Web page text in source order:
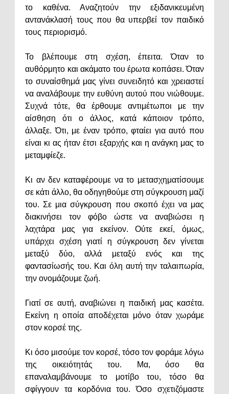
το καθένα. Αναζητούν την εξιδανικευμένη
αντανάκλασή τους που θα υπερβεί τον παιδικό
τους περιορισμό.
Το βλέπουμε στη σχέση, έπειτα. Όταν το
αυθόρμητο και ακάματο του έρωτα κοπάσει. Όταν
το συναίσθημά μας γίνει συνειδητό και χρειαστεί
να αναλάβουμε την ευθύνη αυτού που νιώθουμε.
Συχνά τότε, θα έρθουμε αντιμέτωποι με την
αίσθηση ότι ο άλλος, κατά κάποιον τρόπο,
άλλαξε. Ότι, με έναν τρόπο, φταίει για αυτό που
είναι κι ας ήταν έτσι εξαρχής και η ανάγκη μας το
μεταμφίεζε.
Κι αν δεν καταφέρουμε να το μετασχηματίσουμε
σε κάτι άλλο, θα οδηγηθούμε στη σύγκρουση μαζί
του. Σε μια σύγκρουση που σκοπό έχει να μας
διακινήσει τον φόβο ώστε να αναβιώσει η
λαχτάρα μας για εκείνον. Ούτε εκεί, όμως,
υπάρχει σχέση γιατί η σύγκρουση δεν γίνεται
μεταξύ δύο, αλλά μεταξύ ενός και της
φαντασίωσής του. Και όλη αυτή την ταλαιπωρία,
την ονομάζουμε ζωή.
Γιατί σε αυτή, αναβιώνει η παιδική μας κασέτα.
Εκείνη η οποία αποδέχεται μόνο όταν χωράμε
στον κορσέ της.
Κι όσο μισούμε τον κορσέ, τόσο τον φοράμε λόγω
της οικειότητάς του. Μα, όσο θα
επαναλαμβάνουμε το μοτίβο του, τόσο θα
σφίγγουν τα κορδόνια του. Όσο σχετιζόμαστε